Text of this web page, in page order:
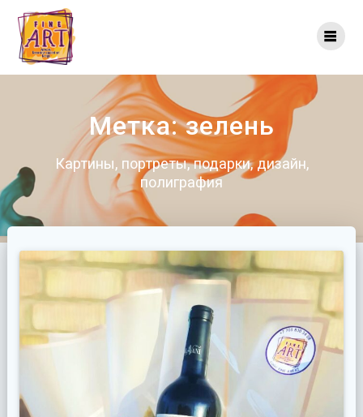
Метка:зелень
Картины, портреты, подарки, дизайн,
полиграфия